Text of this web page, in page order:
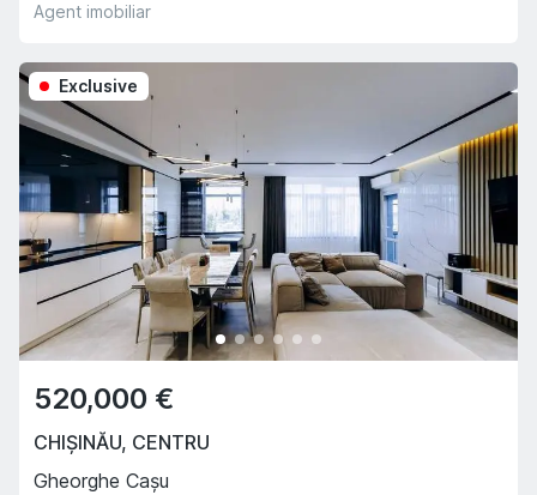
Agent imobiliar
Exclusive
520,000 €
CHIȘINĂU, CENTRU
Gheorghe Cașu